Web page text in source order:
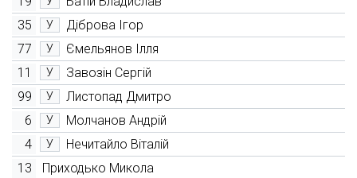
35
У
Діброва Ігор
77
У
Ємельянов Ілля
11
У
Завозін Сергій
99
У
Листопад Дмитро
6
У
Молчанов Андрій
4
У
Нечитайло Віталій
13
Приходько Микола